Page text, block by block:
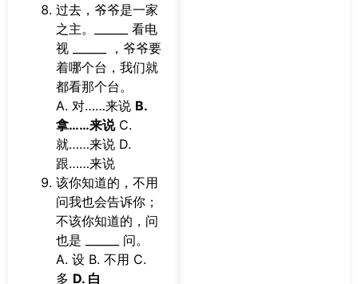
过去，爷爷是一家
之主。______ 看电
视 ______ ，爷爷要
着哪个台，我们就
都看那个台。
A. 对……来说 B.
拿……来说C.
就……来说 D.
跟……来说
该你知道的，不用
问我也会告诉你；
不该你知道的，问
也是 ______ 问。
A. 设 B. 不用 C.
多 D. 白